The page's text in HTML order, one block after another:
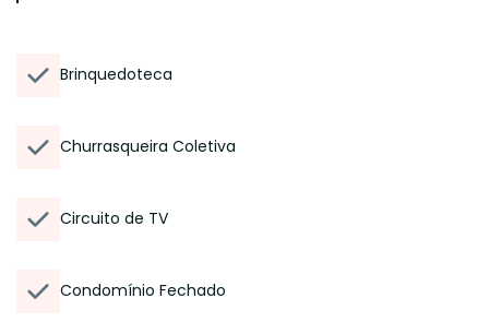
Brinquedoteca
Churrasqueira Coletiva
Circuito de TV
Condomínio Fechado